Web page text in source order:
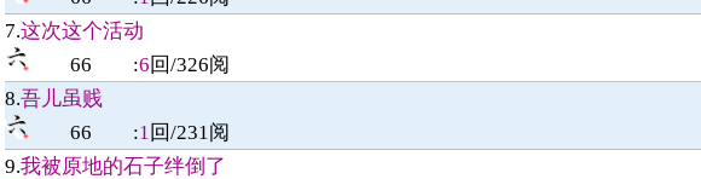
7.这次这个活动
66 :6回/326阅
8.吾儿虽贱
66 :1回/231阅
9.我被原地的石子绊倒了